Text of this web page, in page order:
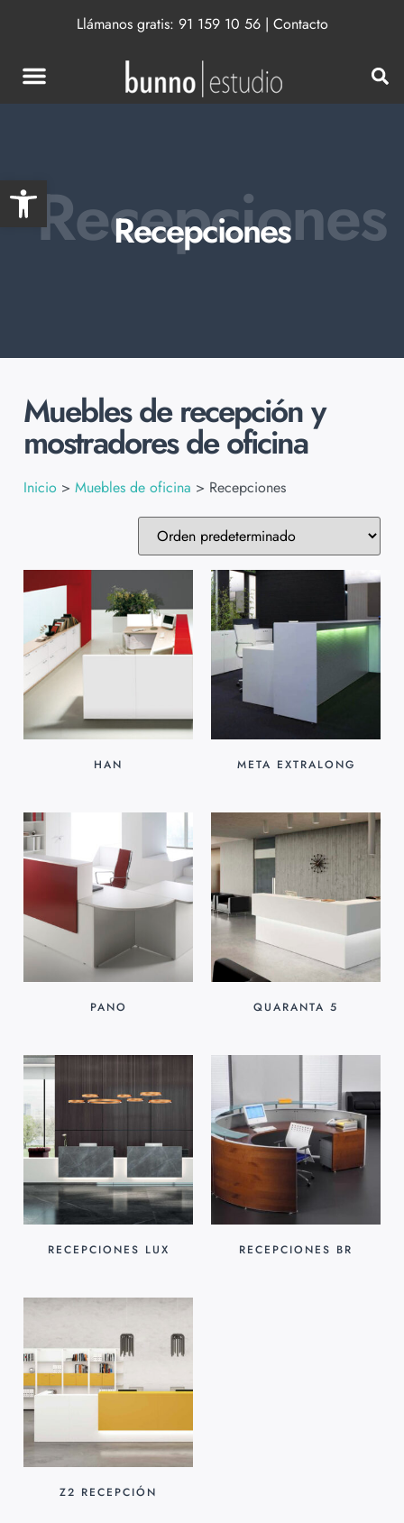
Abrir barra de herramientas
Llámanos gratis: 91 159 10 56| Contacto
Recepciones
Recepciones
Muebles de recepción y
mostradores de oficina
Inicio > Muebles de oficina > Recepciones
HAN META EXTRALONG
PANO QUARANTA 5
RECEPCIONES LUX RECEPCIONES BR
Z2 RECEPCIÓN